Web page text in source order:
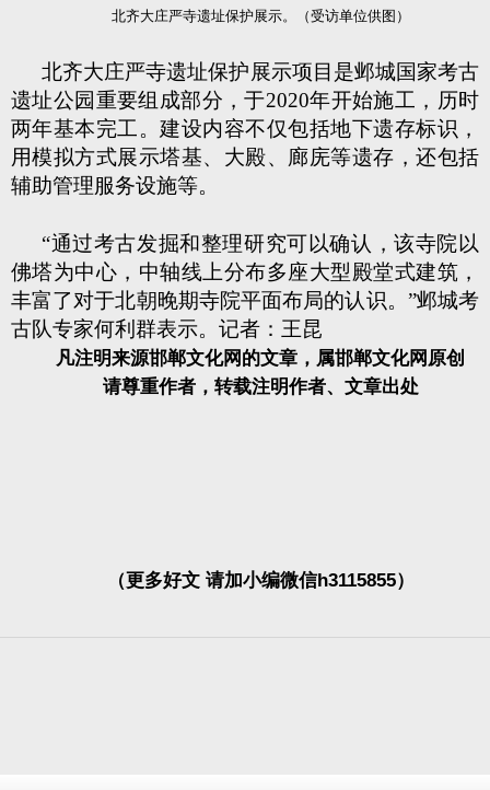
北齐大庄严寺遗址保护展示。（受访单位供图）
北齐大庄严寺遗址保护展示项目是邺城国家考古
遗址公园重要组成部分，于2020年开始施工，历时
两年基本完工。建设内容不仅包括地下遗存标识，
用模拟方式展示塔基、大殿、廊庑等遗存，还包括
辅助管理服务设施等。
“通过考古发掘和整理研究可以确认，该寺院以
佛塔为中心，中轴线上分布多座大型殿堂式建筑，
丰富了对于北朝晚期寺院平面布局的认识。”邺城考
古队专家何利群表示。记者：王昆
凡注明来源邯郸文化网的文章，属邯郸文化网原创
请尊重作者，转载注明作者、文章出处
（更多好文 请加小编微信h3115855）